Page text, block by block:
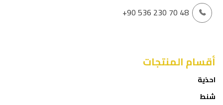
+90 536 230 70 48
أقسام المنتجات
احذية
شنط